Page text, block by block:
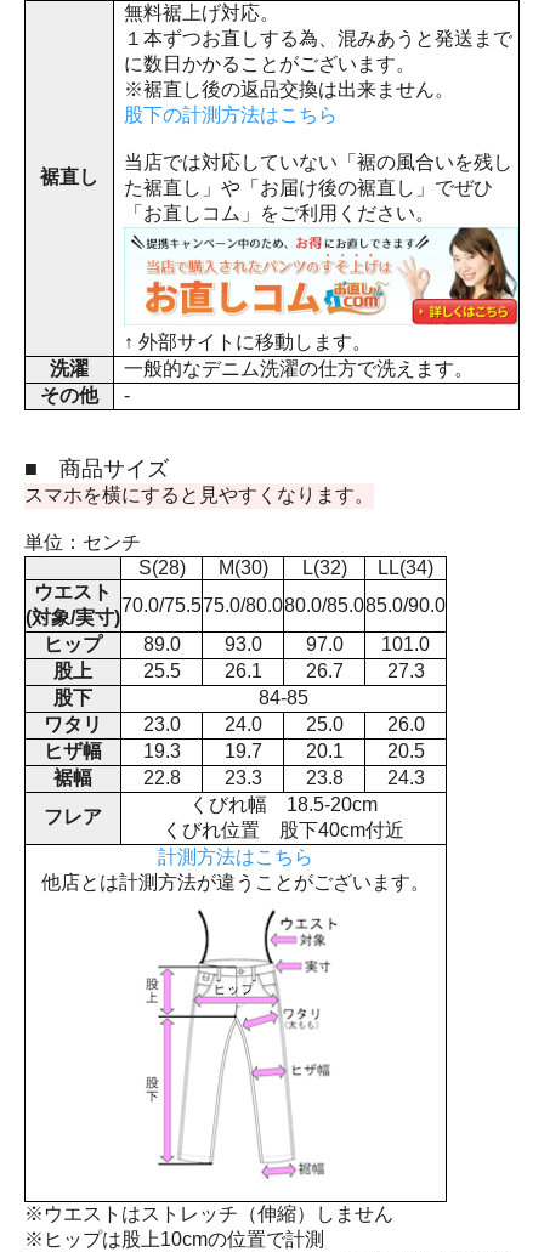
裾直し
無料裾上げ対応。
１本ずつお直しする為、混みあうと発送まで
に数日かかることがございます。
※裾直し後の返品交換は出来ません。
股下の計測方法はこちら
当店では対応していない「裾の風合いを残し
た裾直し」や「お届け後の裾直し」でぜひ
「お直しコム」をご利用ください。
↑ 外部サイトに移動します。
洗濯
一般的なデニム洗濯の仕方で洗えます。
その他
-
■ 商品サイズ
スマホを横にすると見やすくなります。
単位：センチ
S(28)
M(30) L(32)
LL(34)
ウエスト
(対象/実寸)
70.0/75.575.0/80.080.0/85.085.0/90.0
ヒップ
89.0 93.0 97.0
101.0
股上
25.5 26.1 26.7
27.3
股下
84-85
ワタリ
23.0 24.0 25.0
26.0
ヒザ幅
19.3 19.7 20.1
20.5
裾幅
22.8 23.3 23.8
24.3
フレア
くびれ幅 18.5-20cm
くびれ位置 股下40cm付近
計測方法はこちら
他店とは計測方法が違うことがございます。
※ウエストはストレッチ（伸縮）しません
※ヒップは股上10cmの位置で計測